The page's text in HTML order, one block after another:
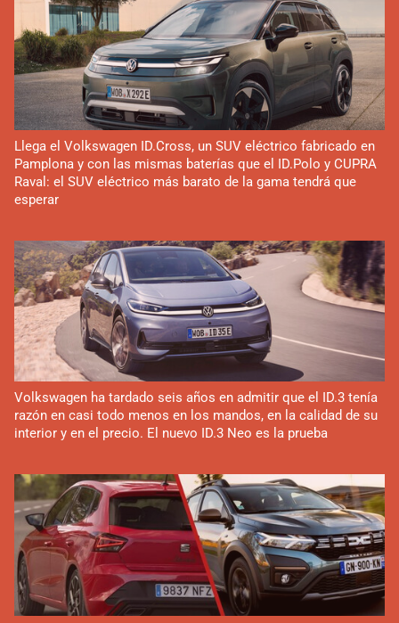
Llega el Volkswagen ID.Cross, un SUV eléctrico fabricado en
Pamplona y con las mismas baterías que el ID.Polo y CUPRA
Raval: el SUV eléctrico más barato de la gama tendrá que
esperar
Volkswagen ha tardado seis años en admitir que el ID.3 tenía
razón en casi todo menos en los mandos, en la calidad de su
interior y en el precio. El nuevo ID.3 Neo es la prueba